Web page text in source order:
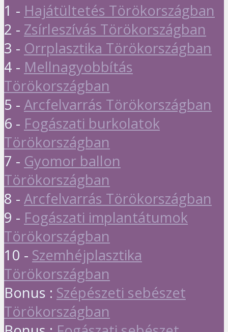
1 - Hajátültetés Törökországban
2 - Zsírleszívás Törökországban
3 - Orrplasztika Törökországban
4 - Mellnagyobbítás
Törökországban
5 - Arcfelvarrás Törökországban
6 - Fogászati burkolatok
Törökországban
7 - Gyomor ballon
Törökországban
8 - Arcfelvarrás Törökországban
9 - Fogászati implantátumok
Törökországban
10 - Szemhéjplasztika
Törökországban
Bonus : Szépészeti sebészet
Törökországban